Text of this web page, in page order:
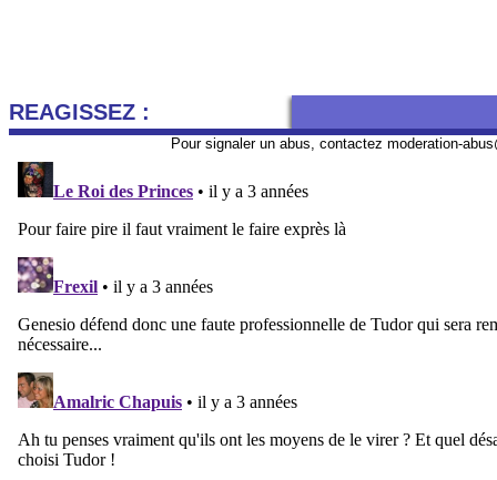
REAGISSEZ :
Pour signaler un abus, contactez moderation-